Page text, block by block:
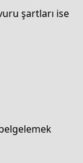
şartları ise